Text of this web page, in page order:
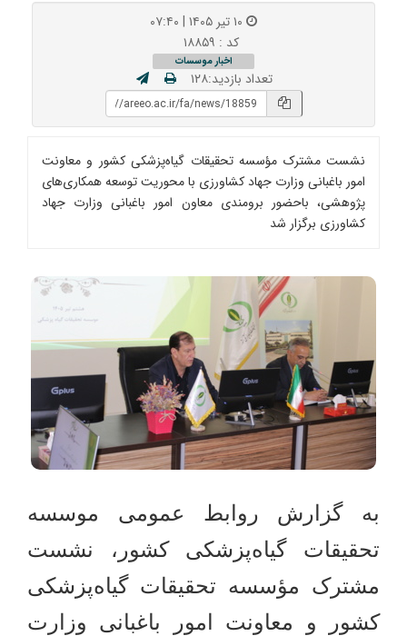
کد : ۱۸۸۵۹
اخبار موسسات
تعداد بازدید:۱۲۸
نشست مشترک مؤسسه تحقیقات گیاه‌پزشکی کشور و معاونت
امور باغبانی وزارت جهاد کشاورزی با محوریت توسعه همکاری‌های
پژوهشی، باحضور برومندی معاون امور باغبانی وزارت جهاد
کشاورزی برگزار شد
به گزارش روابط عمومی موسسه
تحقیقات گیاه‌پزشکی کشور، نشست
مشترک مؤسسه تحقیقات گیاه‌پزشکی
کشور و معاونت امور باغبانی وزارت